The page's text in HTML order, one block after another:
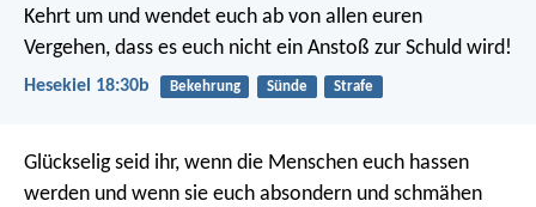
Kehrt um und wendet euch ab von allen euren
Vergehen, dass es euch nicht ein Anstoß zur Schuld wird!
Hesekiel 18:30b Bekehrung Sünde Strafe
Glückselig seid ihr, wenn die Menschen euch hassen
werden und wenn sie euch absondern und schmähen